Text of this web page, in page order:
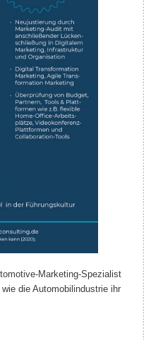
Marketing-Spezialist
die Automobilindustrie ihr